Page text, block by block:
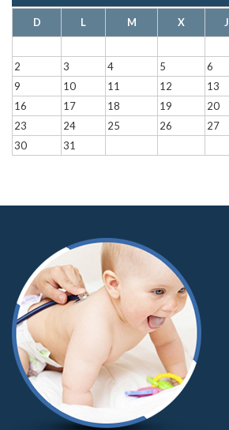
D L M X J
2
3 4 5 6
9
10 11 12 13
16
17 18 19 20
23
24 25 26 27
30
31